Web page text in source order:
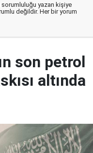
sorumluluğu yazan kişiye
değildir. Her bir yorum
son petrol
altında